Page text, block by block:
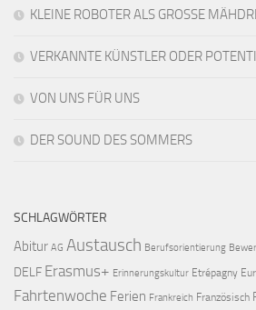
KLEINE ROBOTER ALS GROSSE
VERKANNTE KÜNSTLER ODER
VON UNS FÜR UNS
DER SOUND DES SOMMERS
SCHLAGWÖRTER
Abitur AG Austausch Berufsorientierung
DELF Erasmus+ Erinnerungskultur Etrépagny
Fahrtenwoche Ferien Frankreich Französisch